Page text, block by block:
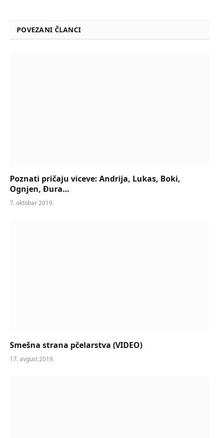
POVEZANI ČLANCI
Poznati pričaju viceve: Andrija, Lukas, Boki,
Ognjen, Đura…
7. oktobar 2019.
Smešna strana pčelarstva (VIDEO)
17. avgust 2019.